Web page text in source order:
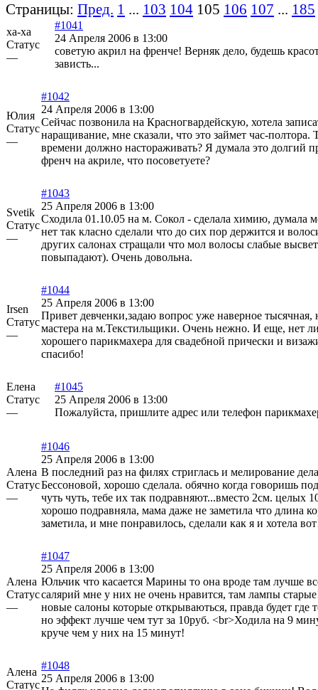
Страницы: Пред. 1 ... 103 104 105 106 107 ... 185
ха-ха
Статус
—
#1041
24 Апреля 2006 в 13:00
советую акрил на френче! Верняк дело, будешь
зависть...
Юлия
Статус
—
#1042
24 Апреля 2006 в 13:00
Сейчас позвонила на Красногвардейскую, хотела
наращивание, мне сказали, что это займет час-полтора.
времени должно настораживать? Я думала это долгий
френч на акриле, что посоветуете?
Svetik
Статус
—
#1043
25 Апреля 2006 в 13:00
Сходила 01.10.05 на м. Сокол - сделала химию, думала
нет так класно сделали что до сих пор держится и
других салонах стращали что мол волосы слабые
повыпадают). Очень довольна.
Irsen
Статус
—
#1044
25 Апреля 2006 в 13:00
Привет девченки,задаю вопрос уже наверное тысячная,
мастера на м.Текстильщики. Очень нежно. И еще, нет
хорошего парикмахера для свадебной прически и
спасибо!
Елена
Статус
—
#1045
25 Апреля 2006 в 13:00
Пожалуйста, пришлите адрес или телефон
Алена
Статус
—
#1046
25 Апреля 2006 в 13:00
В последний раз на филях стриглась и мелирование
Бессоновой, хорошо сделала. обячно когда говоришь
чуть чуть, тебе их так подравняют...вместо 2см. целых
хорошо подравняла, мама даже не заметила что длина
заметила, и мне понравилось, сделали как я и хотела
Алена
Статус
—
#1047
25 Апреля 2006 в 13:00
Юльчик что касается Марины то она вроде там лучше
салярий мне у них не очень нравится, там лампы
новые салоны которые открываються, правда будет где
но эффект лучше чем тут за 10руб. <br>Ходила на 9
круче чем у них на 15 минут!
Алена
Статус
#1048
25 Апреля 2006 в 13:00